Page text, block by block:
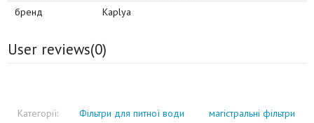
бренд
Kaplya
User reviews(0)
Категорії: Фільтри для питної води магістральні фільтри